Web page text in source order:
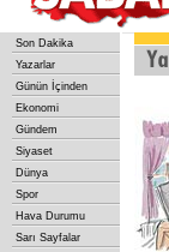
Son Dakika
Yazarlar
Günün İçinden
Ekonomi
Gündem
Siyaset
Dünya
Spor
Hava Durumu
Sarı Sayfalar